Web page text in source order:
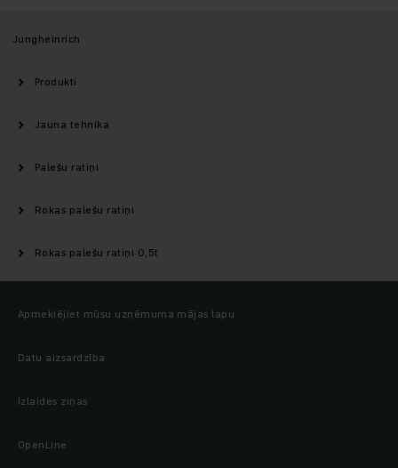
Jungheinrich
Produkti
Jauna tehnika
Palešu ratiņi
Rokas palešu ratiņi
Rokas palešu ratiņi 0,5t
Apmeklējiet mūsu uzņēmuma mājas lapu
Datu aizsardzība
Izlaides ziņas
OpenLine